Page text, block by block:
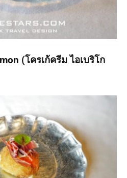
(โครเก้ครีม ไอเบริโก